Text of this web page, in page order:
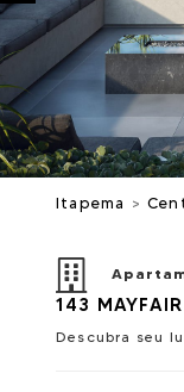
Itapema >
143 MAYFAIR
Descubra seu